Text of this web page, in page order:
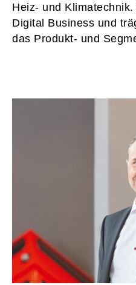
Heiz- und
Digital Business und
das Produkt- und